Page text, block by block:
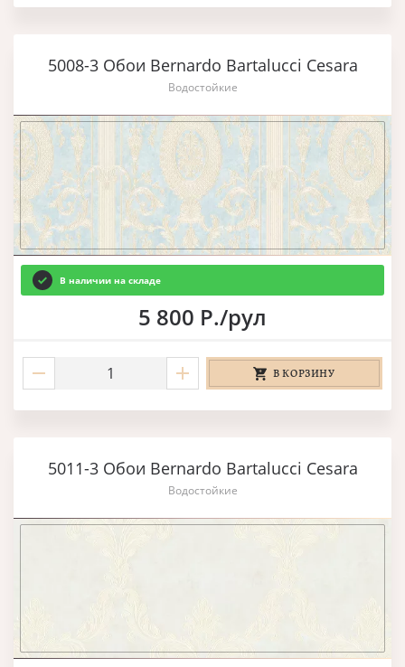
5008-3 Обои Bernardo Bartalucci Cesara
Водостойкие
В наличии на складе
5 800 Р./рул
В КОРЗИНУ
5011-3 Обои Bernardo Bartalucci Cesara
Водостойкие